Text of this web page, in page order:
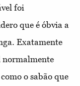
foi
que é óbvia a
Exatamente
normalmente
o sabão que